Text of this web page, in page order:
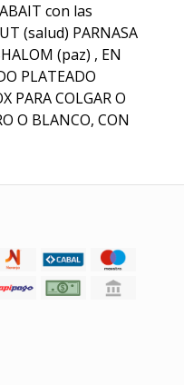
con las
(salud) PARNASA
(paz) , EN
PLATEADO
PARA COLGAR O
O BLANCO, CON